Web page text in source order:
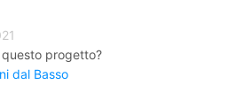
progetto?
dal Basso